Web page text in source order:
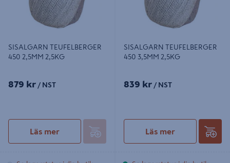
SISALGARN TEUFELBERGER
450 2,5MM 2,5KG
879 kr / NST
Läs mer
SISALGARN TEUFELBERGER
450 3,5MM 2,5KG
839 kr / NST
Läs mer